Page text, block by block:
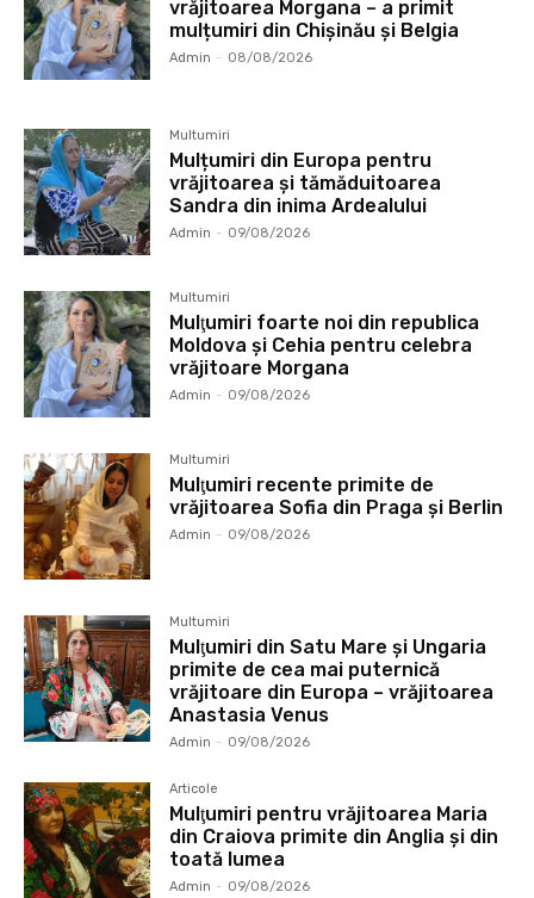
vrăjitoarea Morgana – a primit
mulțumiri din Chișinău și Belgia
Admin - 08/08/2026
Multumiri
Mulțumiri din Europa pentru
vrăjitoarea și tămăduitoarea
Sandra din inima Ardealului
Admin - 09/08/2026
Multumiri
Mulţumiri foarte noi din republica
Moldova și Cehia pentru celebra
vrăjitoare Morgana
Admin - 09/08/2026
Multumiri
Mulţumiri recente primite de
vrăjitoarea Sofia din Praga și Berlin
Admin - 09/08/2026
Multumiri
Mulţumiri din Satu Mare și Ungaria
primite de cea mai puternică
vrăjitoare din Europa – vrăjitoarea
Anastasia Venus
Admin - 09/08/2026
Articole
Mulţumiri pentru vrăjitoarea Maria
din Craiova primite din Anglia și din
toată lumea
Admin - 09/08/2026